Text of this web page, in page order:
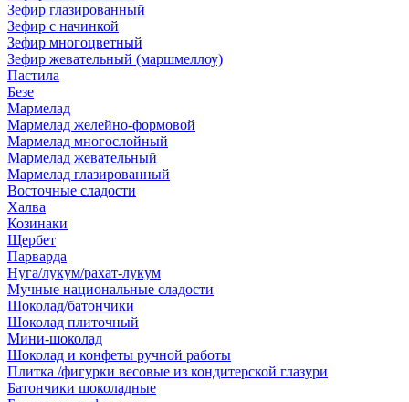
Зефир глазированный
Зефир с начинкой
Зефир многоцветный
Зефир жевательный (маршмеллоу)
Пастила
Безе
Мармелад
Мармелад желейно-формовой
Мармелад многослойный
Мармелад жевательный
Мармелад глазированный
Восточные сладости
Халва
Козинаки
Щербет
Парварда
Нуга/лукум/рахат-лукум
Мучные национальные сладости
Шоколад/батончики
Шоколад плиточный
Мини-шоколад
Шоколад и конфеты ручной работы
Плитка /фигурки весовые из кондитерской глазури
Батончики шоколадные